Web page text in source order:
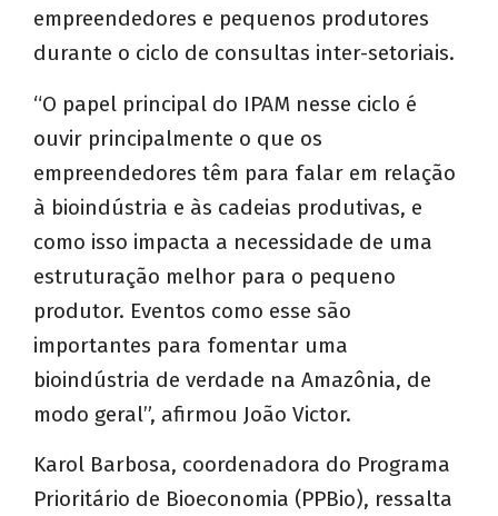
empreendedores e pequenos produtores
durante o ciclo de consultas inter-setoriais.
“O papel principal do IPAM nesse ciclo é
ouvir principalmente o que os
empreendedores têm para falar em relação
à bioindústria e às cadeias produtivas, e
como isso impacta a necessidade de uma
estruturação melhor para o pequeno
produtor. Eventos como esse são
importantes para fomentar uma
bioindústria de verdade na Amazônia, de
modo geral”, afirmou João Victor.
Karol Barbosa, coordenadora do Programa
Prioritário de Bioeconomia (PPBio), ressalta